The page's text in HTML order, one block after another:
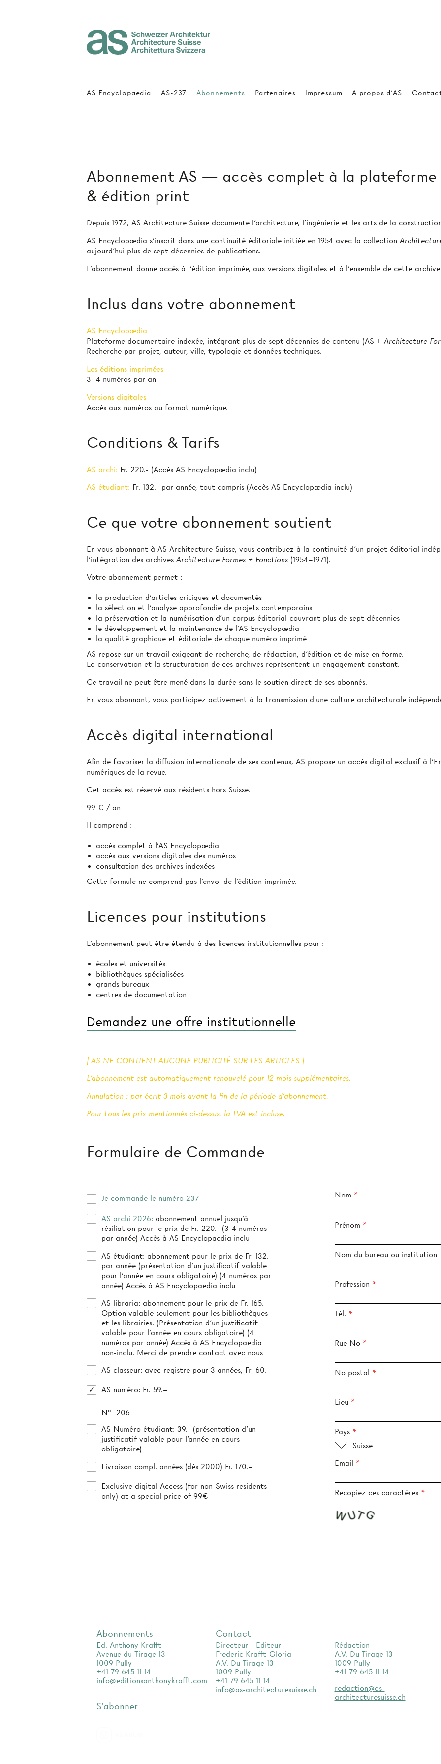
Abonnement AS — accès complet à la plateforme
& édition print
Depuis 1972, AS Architecture Suisse documente l’architecture, l’ingénierie et les arts de la
AS Encyclopædia s’inscrit dans une continuité éditoriale initiée en 1954 avec la collection
aujourd’hui plus de sept décennies de publications.
L’abonnement donne accès à l'édition imprimée, aux versions digitales et à l’ensemble de cette
Inclus dans votre abonnement
AS Encyclopædia
Plateforme documentaire indexée, intégrant plus de sept décennies de contenu (AS + Architecture
Recherche par projet, auteur, ville, typologie et données techniques.
Les éditions imprimées
3–4 numéros par an.
Versions digitales
Accès aux numéros au format numérique.
Conditions & Tarifs
AS archi: Fr. 220.- (Accès AS Encyclopædia inclu)
AS étudiant: Fr. 132.- par année, tout compris (Accès AS Encyclopædia inclu)
Ce que votre abonnement soutient
En vous abonnant à AS Architecture Suisse, vous contribuez à la continuité d’un projet éditorial
l’intégration des archives Architecture Formes + Fonctions (1954–1971).
Votre abonnement permet :
la production d'articles critiques et documentés
la sélection et l’analyse approfondie de projets contemporains
la préservation et la numérisation d’un corpus éditorial couvrant plus de sept décennies
le développement et la maintenance de l’AS Encyclopædia
la qualité graphique et éditoriale de chaque numéro imprimé
AS repose sur un travail exigeant de recherche, de rédaction, d’édition et de mise en forme.
La conservation et la structuration de ces archives représentent un engagement constant.
Ce travail ne peut être mené dans la durée sans le soutien direct de ses abonnés.
En vous abonnant, vous participez activement à la transmission d’une culture architecturale
Accès digital international
Afin de favoriser la diffusion internationale de ses contenus, AS propose un accès digital exclusif à
numériques de la revue.
Cet accès est réservé aux résidents hors Suisse.
99 € / an
Il comprend :
accès complet à l’AS Encyclopædia
accès aux versions digitales des numéros
consultation des archives indexées
Cette formule ne comprend pas l’envoi de l'édition imprimée.
Licences pour institutions
L’abonnement peut être étendu à des licences institutionnelles pour :
écoles et universités
bibliothèques spécialisées
grands bureaux
centres de documentation
Demandez une offre institutionnelle
| AS NE CONTIENT AUCUNE PUBLICITÉ SUR LES ARTICLES |
L'abonnement est automatiquement renouvelé pour 12 mois supplémentaires.
Annulation : par écrit 3 mois avant la fin de la période d'abonnement.
Pour tous les prix mentionnés ci-dessus, la TVA est incluse.
Formulaire de Commande
Je commande le numéro 237
AS archi 2026: abonnement annuel jusqu’à
résiliation pour le prix de Fr. 220.- (3-4 numéros
par année) Accès à AS Encyclopaedia inclu
AS étudiant: abonnement pour le prix de Fr. 132.–
par année (présentation d’un justificatif valable
pour l’année en cours obligatoire) (4 numéros par
année) Accès à AS Encyclopaedia inclu
AS libraria: abonnement pour le prix de Fr. 165.–
Option valable seulement pour les bibliothèques
et les librairies. (Présentation d'un justificatif
valable pour l'année en cours obligatoire) (4
numéros par année) Accès à AS Encyclopaedia
non-inclu. Merci de prendre contact avec nous
AS classeur: avec registre pour 3 années, Fr. 60.–
AS numéro: Fr. 59.–
N°
AS Numéro étudiant: 39.- (présentation d’un
justificatif valable pour l’année en cours
obligatoire)
Livraison compl. années (dès 2000) Fr. 170.–
Exclusive digital Access (for non-Swiss residents
only) at a special price of 99€
Nom
Prénom
Nom du bureau ou institution
Profession
Tél.
Rue No
No postal
Lieu
Pays
Suisse
Email
Recopiez ces caractères
AS Encyclopaedia AS-237 Abonnements Partenaires Impressum A propos d'AS
Abonnements
Ed. Anthony Krafft
Avenue du Tirage 13
1009 Pully
+41 79 645 11 14
info@editionsanthonykrafft.com
S'abonner
Contact
Directeur - Editeur
Frederic Krafft-Gloria
A.V. Du Tirage 13
1009 Pully
+41 79 645 11 14
info@as-architecturesuisse.ch
Rédaction
A.V. Du Tirage 13
1009 Pully
+41 79 645 11 14
redaction@as-
architecturesuisse.ch